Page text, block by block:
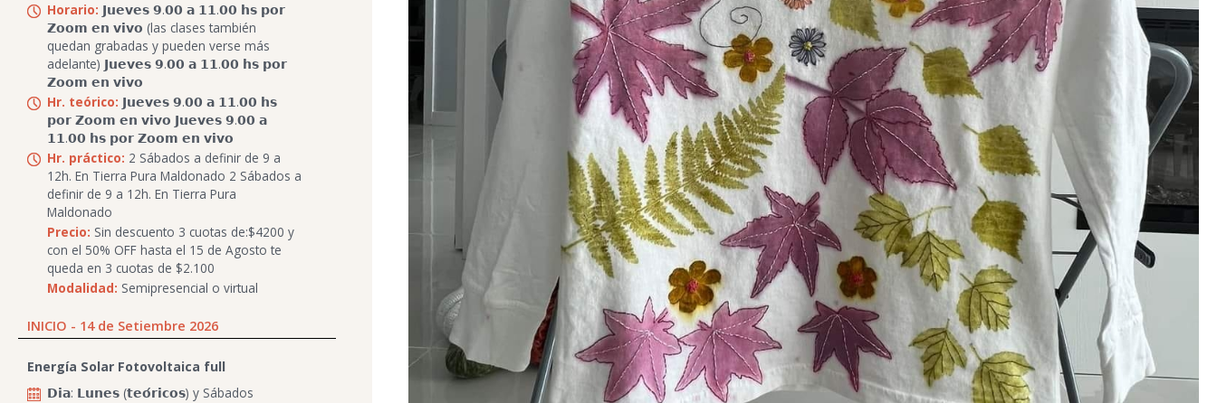
Horario: 𝗝𝘂𝗲𝘃𝗲𝘀 𝟵.𝟬𝟬 𝗮 𝟭𝟭.𝟬𝟬 𝗵𝘀 𝗽𝗼𝗿
𝗭𝗼𝗼𝗺 𝗲𝗻 𝘃𝗶𝘃𝗼 (las clases también
quedan grabadas y pueden verse más
adelante) 𝗝𝘂𝗲𝘃𝗲𝘀 𝟵.𝟬𝟬 𝗮 𝟭𝟭.𝟬𝟬 𝗵𝘀 𝗽𝗼𝗿
𝗭𝗼𝗼𝗺 𝗲𝗻 𝘃𝗶𝘃𝗼
Hr. teórico: 𝗝𝘂𝗲𝘃𝗲𝘀 𝟵.𝟬𝟬 𝗮 𝟭𝟭.𝟬𝟬 𝗵𝘀
𝗽𝗼𝗿 𝗭𝗼𝗼𝗺 𝗲𝗻 𝘃𝗶𝘃𝗼 𝗝𝘂𝗲𝘃𝗲𝘀 𝟵.𝟬𝟬 𝗮
𝟭𝟭.𝟬𝟬 𝗵𝘀 𝗽𝗼𝗿 𝗭𝗼𝗼𝗺 𝗲𝗻 𝘃𝗶𝘃𝗼
Hr. práctico: 2 Sábados a definir de 9 a
12h. En Tierra Pura Maldonado 2 Sábados a
definir de 9 a 12h. En Tierra Pura
Maldonado
Precio: Sin descuento 3 cuotas de:$4200 y
con el 50% OFF hasta el 15 de Agosto te
queda en 3 cuotas de $2.100
Modalidad: Semipresencial o virtual
INICIO - 14 de Setiembre 2026
Energía Solar Fotovoltaica full
𝗗𝗶𝗮: 𝗟𝘂𝗻𝗲𝘀 (𝘁𝗲𝗼́𝗿𝗶𝗰𝗼𝘀) y Sábados